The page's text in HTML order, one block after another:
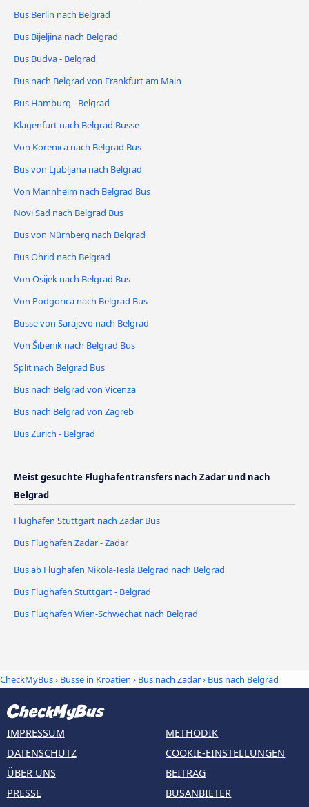
Bus Berlin nach Belgrad
Bus Bijeljina nach Belgrad
Bus Budva - Belgrad
Bus nach Belgrad von Frankfurt am Main
Bus Hamburg - Belgrad
Klagenfurt nach Belgrad Busse
Von Korenica nach Belgrad Bus
Bus von Ljubljana nach Belgrad
Von Mannheim nach Belgrad Bus
Novi Sad nach Belgrad Bus
Bus von Nürnberg nach Belgrad
Bus Ohrid nach Belgrad
Von Osijek nach Belgrad Bus
Von Podgorica nach Belgrad Bus
Busse von Sarajevo nach Belgrad
Von Šibenik nach Belgrad Bus
Split nach Belgrad Bus
Bus nach Belgrad von Vicenza
Bus nach Belgrad von Zagreb
Bus Zürich - Belgrad
Meist gesuchte Flughafentransfers nach Zadar und nach
Belgrad
Flughafen Stuttgart nach Zadar Bus
Bus Flughafen Zadar - Zadar
Bus ab Flughafen Nikola-Tesla Belgrad nach Belgrad
Bus Flughafen Stuttgart - Belgrad
Bus Flughafen Wien-Schwechat nach Belgrad
CheckMyBus› Busse in Kroatien › Bus nach Zadar› Bus nach Belgrad
IMPRESSUM
DATENSCHUTZ
ÜBER UNS
PRESSE
METHODIK
COOKIE-EINSTELLUNGEN
BEITRAG
BUSANBIETER